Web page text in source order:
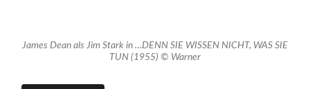
James Dean als Jim Stark in …DENN SIE WISSEN NICHT, WAS SIE
TUN (1955) © Warner